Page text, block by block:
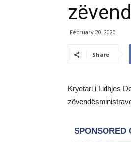
February 20, 2020
Share
Kryetari i Lidhjes